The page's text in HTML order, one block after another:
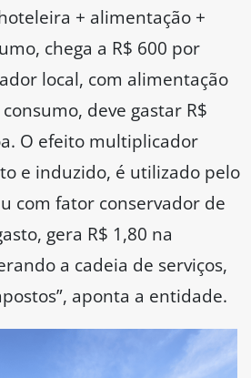
+ alimentação +
chega a R$ 600 por
local, com alimentação
deve gastar R$
O efeito multiplicador
e induzido, é utilizado pelo
com fator conservador de
gera R$ 1,80 na
a cadeia de serviços,
aponta a entidade.